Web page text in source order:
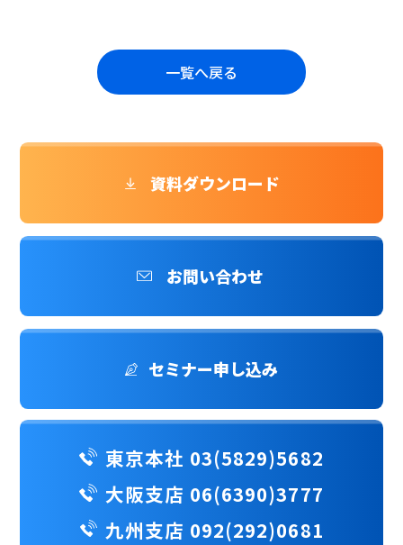
一覧へ戻る
資料ダウンロード
お問い合わせ
セミナー申し込み
東京本社 03(5829)5682
大阪支店 06(6390)3777
九州支店 092(292)0681